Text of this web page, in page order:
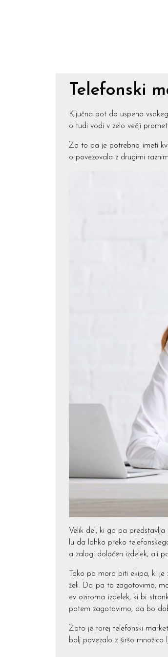
Telefonski
Ključna pot do uspeha
o tudi vodi v zelo večji
Za to pa je potrebno imeti
o povezovala z drugimi
Velik del, ki ga pa
lu da lahko preko
a zalogi določen izdelek, ali
Tako pa mora biti ekipa, ki
želi. Da pa to zagotovimo,
ev oziroma izdelek, ki bi
potem zagotovimo, da bo
Zato je torej telefonski
bolj povezalo z širšo